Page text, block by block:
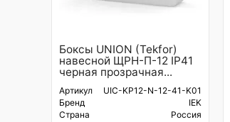
Боксы UNION (Tekfor)
навесной ЩРН-П-12 IP41
черная прозрачная...
Артикул
UIC-KP12-N-12-41-K01
Бренд
IEK
Страна
Россия